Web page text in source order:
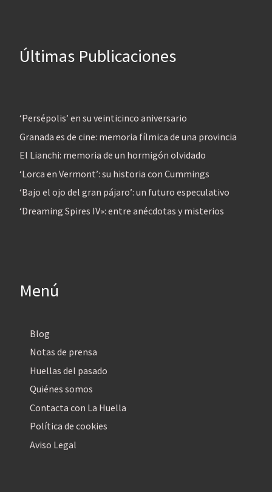
Últimas Publicaciones
‘Persépolis’ en su veinticinco aniversario
Granada es de cine: memoria fílmica de una provincia
El Lianchi: memoria de un hormigón olvidado
‘Lorca en Vermont’: su historia con Cummings
‘Bajo el ojo del gran pájaro’: un futuro especulativo
‘Dreaming Spires IV»: entre anécdotas y misterios
Menú
Blog
Notas de prensa
Huellas del pasado
Quiénes somos
Contacta con La Huella
Política de cookies
Aviso Legal